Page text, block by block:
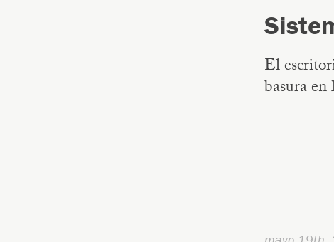
El
basura